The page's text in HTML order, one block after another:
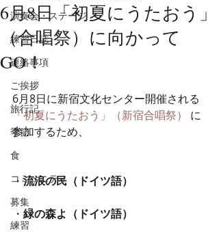
演奏会・ステージ
練習日誌
連絡事項
ご挨拶
旅行記
季節
食
コミュニティ
募集
練習
6月8日「初夏にうたおう」
（合唱祭）に向かって
GO！
6月8日に新宿文化センター開催される
「初夏にうたおう」（新宿合唱祭）
に
参加するため、
・流浪の民（ドイツ語）
・ 緑の森よ（ドイツ語）